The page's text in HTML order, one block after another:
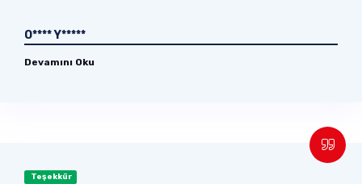
O**** Y*****
Devamını Oku
Teşekkür